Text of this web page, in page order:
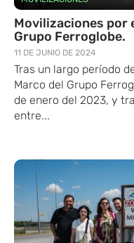
Movilizaciones por
Grupo Ferroglobe.
11 DE JUNIO DE 2024
Tras un largo período
Marco del Grupo
de enero del 2023, y
entre...